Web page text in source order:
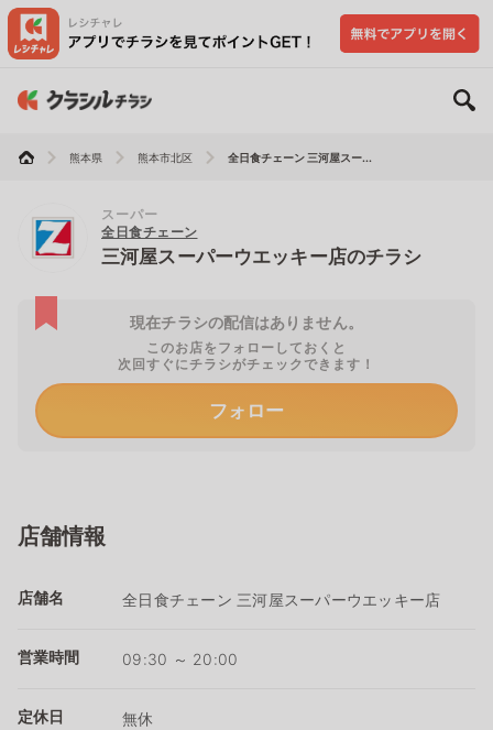
熊本県 熊本市北区 全日食チェーン 三河屋スー...
スーパー
全日食チェーン
三河屋スーパーウエッキー店のチラシ
現在チラシの配信はありません。
このお店をフォローしておくと
次回すぐにチラシがチェックできます！
フォロー
店舗情報
店舗名 全日食チェーン 三河屋スーパーウエッキー店
営業時間 09:30 ～ 20:00
定休日 無休